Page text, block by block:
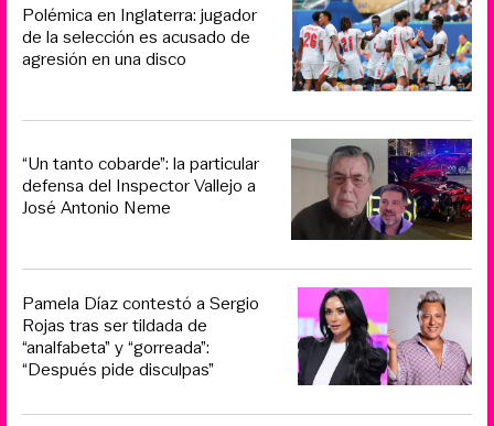
Polémica en Inglaterra: jugador
de la selección es acusado de
agresión en una disco
“Un tanto cobarde”: la particular
defensa del Inspector Vallejo a
José Antonio Neme
Pamela Díaz contestó a Sergio
Rojas tras ser tildada de
“analfabeta” y “gorreada”:
“Después pide disculpas”